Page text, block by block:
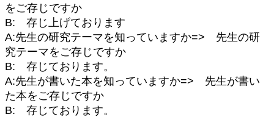
をご存じですか
B: 存じ上げております
A:先生の研究テーマを知っていますか=> 先生の研
究テーマをご存じですか
B: 存じております。
A:先生が書いた本を知っていますか=> 先生が書い
た本をご存じですか
B: 存じております。